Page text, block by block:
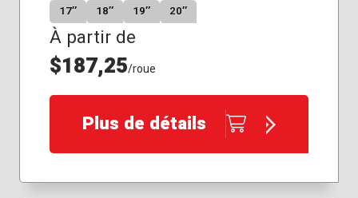
17″ 18″ 19″ 20″
À partir de
$187,25/roue
Plus de détails